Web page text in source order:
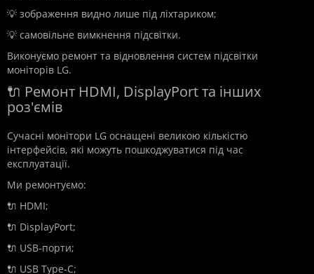
💡 зображення видно лише під ліхтариком;
💡 самовільне вимкнення підсвітки.
Виконуємо ремонт та відновлення систем підсвітки
моніторів LG.
🔌 Ремонт HDMI, DisplayPort та інших
роз'ємів
Сучасні монітори LG оснащені великою кількістю
інтерфейсів, які можуть пошкоджуватися під час
експлуатації.
Ми ремонтуємо:
🔌 HDMI;
🔌 DisplayPort;
🔌 USB-порти;
🔌 USB Type-C;